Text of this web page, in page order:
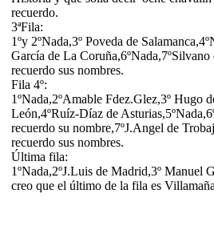
recuerdo.
3ªFila:
1ºy 2ºNada,3º Poveda de
García de La
recuerdo sus nombres.
Fila 4º:
1ºNada,2ºAmable Fdez.Glez,3º Hugo
León,4ºRuíz-Díaz de
recuerdo su nombre,7ºJ.Angel de
recuerdo sus nombres.
Última fila:
1ºNada,2ºJ.Luis de Madrid,3º Manuel
creo que el último de la fila es